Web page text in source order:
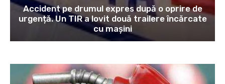
Accident pe drumul expres după o oprire de
urgență. Un TIR a lovit două trailere încărcate
cu mașini